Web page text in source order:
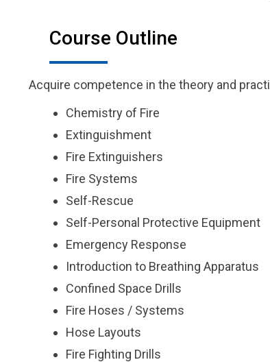
Course Outline
Acquire competence in the theory and
Chemistry of Fire
Extinguishment
Fire Extinguishers
Fire Systems
Self-Rescue
Self-Personal Protective Equipment
Emergency Response
Introduction to Breathing Apparatus
Confined Space Drills
Fire Hoses / Systems
Hose Layouts
Fire Fighting Drills